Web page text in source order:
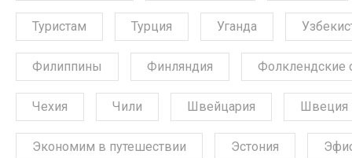
Туристам Турция Уганда
Филиппины Финляндия Фолклендские
Чехия Чили Швейцария Швеция
Экономим в путешествии Эстония